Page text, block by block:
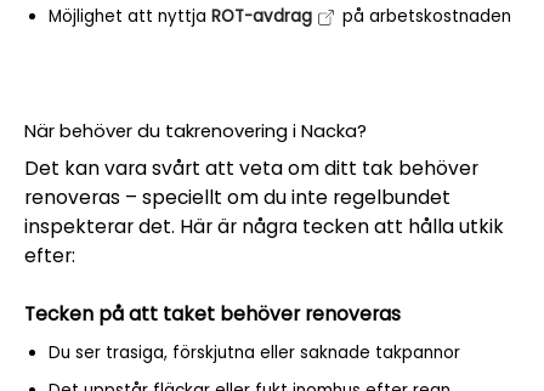
Möjlighet att nyttjaROT-avdrag på arbetskostnaden
När behöver du takrenovering i Nacka?
Det kan vara svårt att veta om ditt tak behöver
renoveras – speciellt om du inte regelbundet
inspekterar det. Här är några tecken att hålla utkik
efter:
Tecken på att taket behöver renoveras
Du ser trasiga, förskjutna eller saknade takpannor